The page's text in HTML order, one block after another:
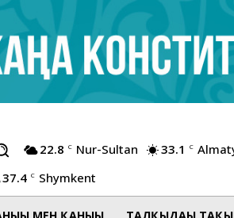
22.8 C Nur-Sultan 33.1 C
37.4 C Shymkent